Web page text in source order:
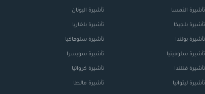
تأشيرة النمسا تأشيرة اليونان
تأشيرة بلجيكا تأشيرة بلغاريا
تأشيرة بولندا تأشيرة سلوفاكيا
تأشيرة سلوفينيا تأشيرة سويسرا
تأشيرة فنلندا تأشيرة كرواتيا
تأشيرة ليتوانيا تأشيرة مالطا